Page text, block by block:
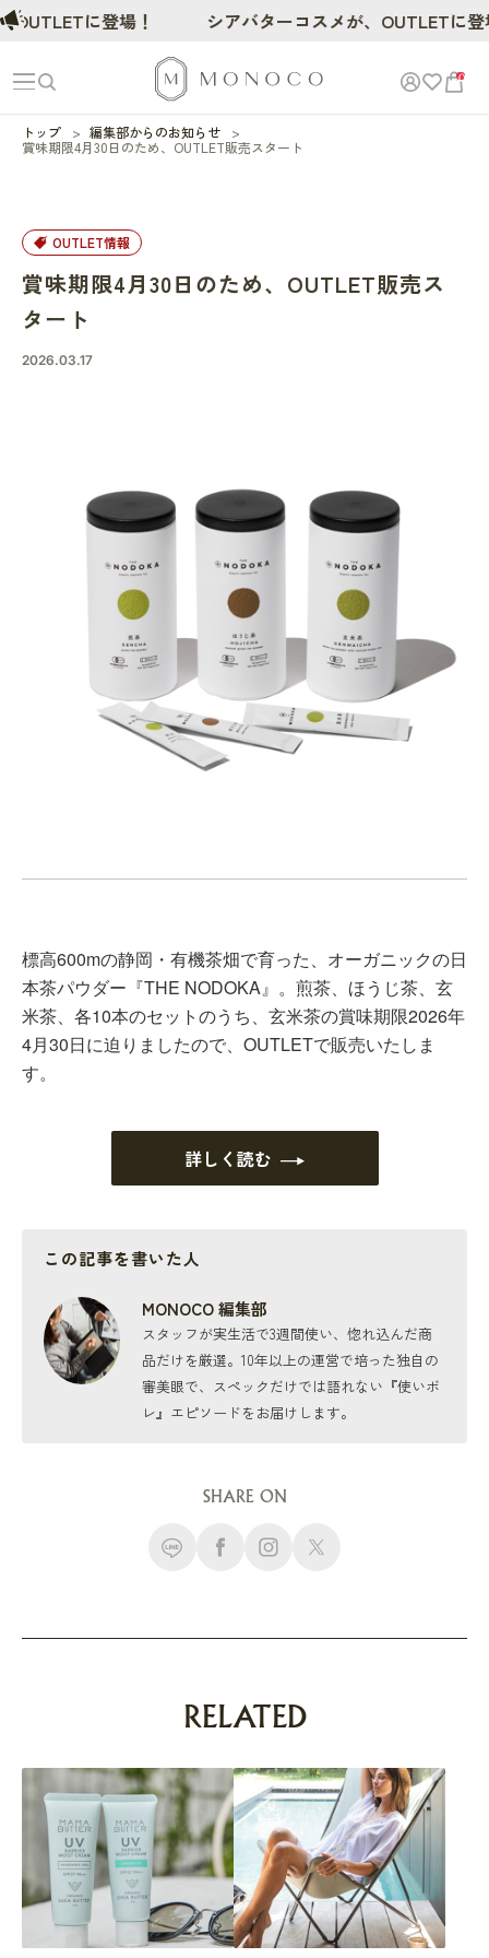
0
トップ
編集部からのお知らせ
賞味期限4月30日のため、OUTLET販売スタート
OUTLET情報
賞味期限4月30日のため、OUTLET販売ス
タート
2026.03.17
標高600mの静岡・有機茶畑で育った、オーガニックの日
本茶パウダー『THE NODOKA』。煎茶、ほうじ茶、玄
米茶、各10本のセットのうち、玄米茶の賞味期限2026年
4月30日に迫りましたので、OUTLETで販売いたしま
す。
詳しく読む
この記事を書いた人
MONOCO 編集部
スタッフが実生活で3週間使い、惚れ込んだ商
品だけを厳選。10年以上の運営で培った独自の
審美眼で、スペックだけでは語れない『使いボ
レ』エピソードをお届けします。
SHARE ON
RELATED
に登場！ シアバターコスメが、OUTLETに登